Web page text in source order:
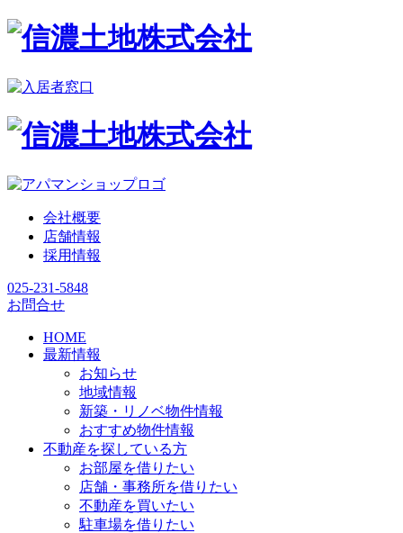
会社概要
店舗情報
採用情報
025-231-5848
お問合せ
HOME
最新情報
お知らせ
地域情報
新築・リノベ物件情報
おすすめ物件情報
不動産を探している方
お部屋を借りたい
店舗・事務所を借りたい
不動産を買いたい
駐車場を借りたい